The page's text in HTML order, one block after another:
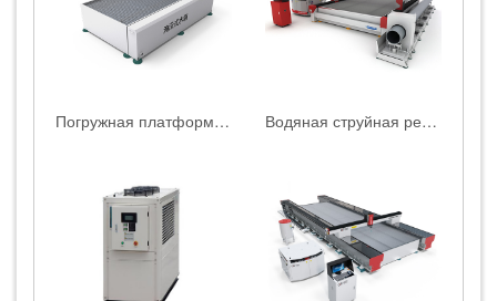
Погружная платформа для водоструйной резки HEAD WATERJET Водяная струйная резка для листового и трубного материала